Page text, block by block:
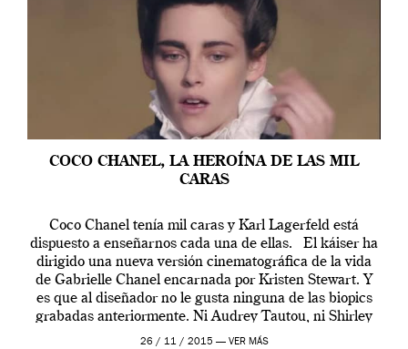
COCO CHANEL, LA HEROÍNA DE LAS MIL
CARAS
Coco Chanel tenía mil caras y Karl Lagerfeld está
dispuesto a enseñarnos cada una de ellas. El káiser ha
dirigido una nueva versión cinematográfica de la vida
de Gabrielle Chanel encarnada por Kristen Stewart. Y
es que al diseñador no le gusta ninguna de las biopics
grabadas anteriormente. Ni Audrey Tautou, ni Shirley
McLaine ni ninguna otra. A él […]
26 / 11 / 2015 — VER MÁS